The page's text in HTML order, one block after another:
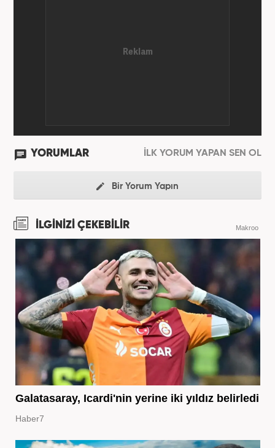
Kanal 7 Medya Grubu’na bağlı Haber7.com’da editör
YORUMLAR İLK YORUM YAPAN SEN OL
Bir Yorum Yapın
İLGİNİZİ ÇEKEBİLİR Makroo
Galatasaray, Icardi'nin yerine iki yıldız belirledi
Haber7